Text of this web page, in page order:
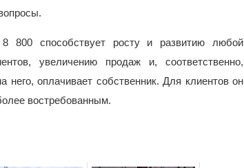
8 800 способствует росту и развитию любой
увеличению продаж и, соответственно,
оплачивает собственник. Для клиентов он
востребованным.